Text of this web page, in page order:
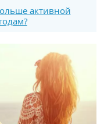
активной